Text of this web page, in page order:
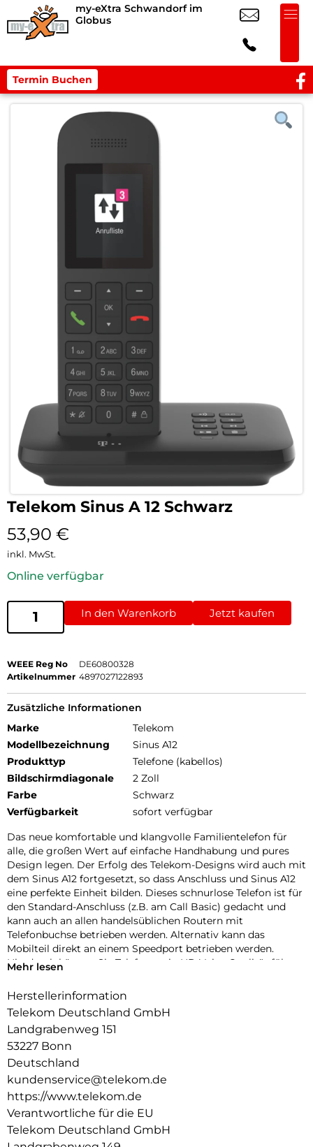
my-eXtra Schwandorf im
Globus
Termin Buchen
Telekom Sinus A 12 Schwarz
53,90 €
inkl. MwSt.
Online verfügbar
In den Warenkorb Jetzt kaufen
WEEE Reg No
DE60800328
Artikelnummer 4897027122893
Zusätzliche Informationen
Marke
Telekom
Modellbezeichnung
Sinus A12
Produkttyp
Telefone (kabellos)
Bildschirmdiagonale
2 Zoll
Farbe
Schwarz
Verfügbarkeit
sofort verfügbar
Das neue komfortable und klangvolle Familientelefon für
alle, die großen Wert auf einfache Handhabung und pures
Design legen. Der Erfolg des Telekom-Designs wird auch mit
dem Sinus A12 fortgesetzt, so dass Anschluss und Sinus A12
eine perfekte Einheit bilden. Dieses schnurlose Telefon ist für
den Standard-Anschluss (z.B. am Call Basic) gedacht und
kann auch an allen handelsüblichen Routern mit
Telefonbuchse betrieben werden. Alternativ kann das
Mobilteil direkt an einem Speedport betrieben werden.
Hierdurch können Sie Telefonate in HD Voice Qualität führen.
Einfachheit und hohem Bedienkomfort konzipiert. Das
Multifunktionstaste (3-Wege Navigation), und die intuitive
Benutzerführung
runden das Kundenerlebnis ab.
Mehr lesen
Herstellerinformation
Telekom Deutschland GmbH
Landgrabenweg 151
53227 Bonn
Deutschland
kundenservice@telekom.de
https://www.telekom.de
Verantwortliche für die EU
Telekom Deutschland GmbH